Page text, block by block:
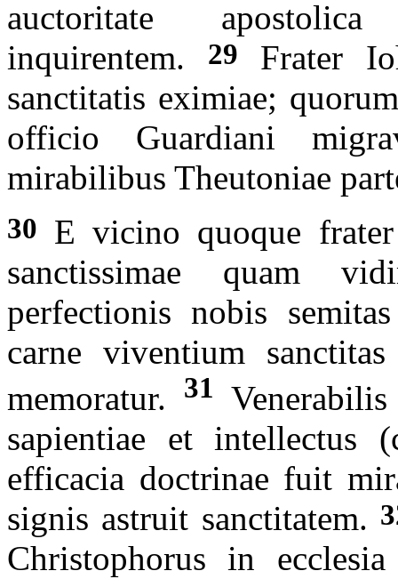
auctoritate
inquirentem.
29
Frater
sanctitatis eximiae;
officio Guardiani
mirabilibus Theutoniae
30 E vicino quoque
sanctissimae quam
perfectionis nobis
carne viventium
memoratur.
31
sapientiae et
efficacia doctrinae fuit
signis astruit sanctitatem.
Christophorus in